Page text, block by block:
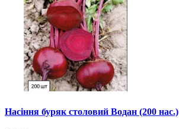
Насіння буряк столовий Водан (200 нас.)